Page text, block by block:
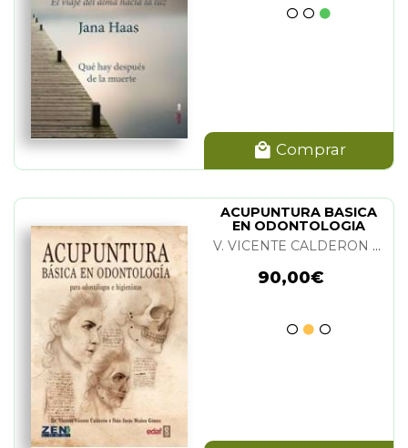
Comprar
ACUPUNTURA BASICA
EN ODONTOLOGIA
V. VICENTE CALDERON Y JESUS MUÑOZ GOMEZ
90,00€